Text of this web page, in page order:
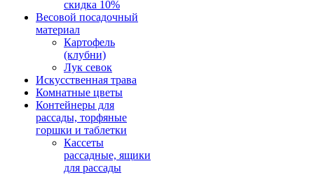
скидка 10%
Весовой посадочный
материал
Картофель
(клубни)
Лук севок
Искусственная трава
Комнатные цветы
Контейнеры для
рассады, торфяные
горшки и таблетки
Кассеты
рассадные, ящики
для рассады